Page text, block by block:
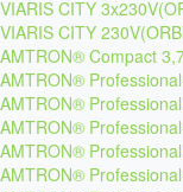
VIARIS CITY
VIARIS CITY
AMTRON® Compact
AMTRON®
AMTRON®
AMTRON®
AMTRON®
AMTRON®